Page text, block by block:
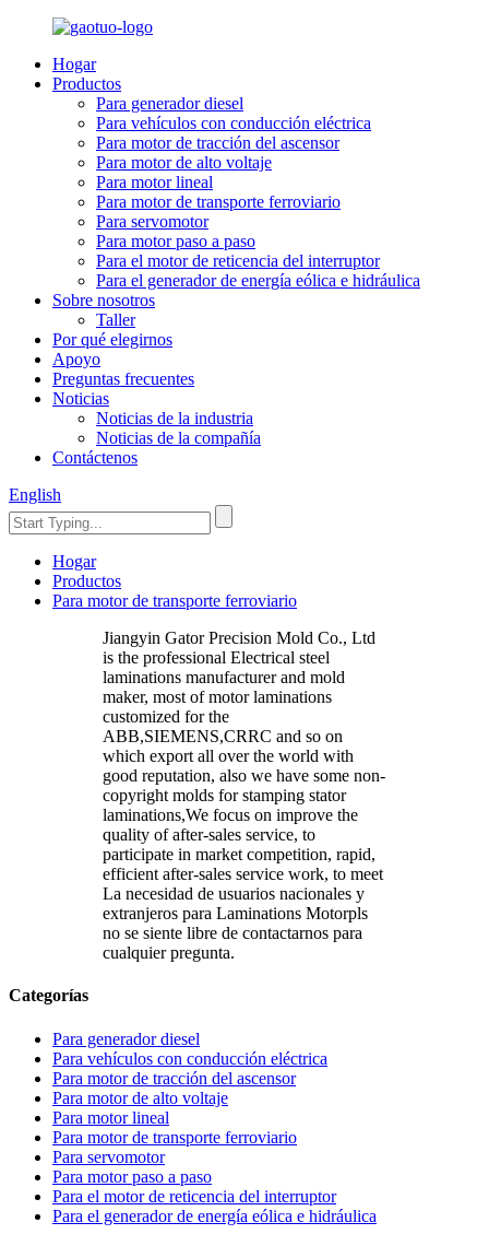
Hogar
Productos
Para generador diesel
Para vehículos con conducción eléctrica
Para motor de tracción del ascensor
Para motor de alto voltaje
Para motor lineal
Para motor de transporte ferroviario
Para servomotor
Para motor paso a paso
Para el motor de reticencia del interruptor
Para el generador de energía eólica e hidráulica
Sobre nosotros
Taller
Por qué elegirnos
Apoyo
Preguntas frecuentes
Noticias
Noticias de la industria
Noticias de la compañía
Contáctenos
English
Hogar
Productos
Para motor de transporte ferroviario
Jiangyin Gator Precision Mold Co., Ltd
is the professional Electrical steel
laminations manufacturer and mold
maker, most of motor laminations
customized for the
ABB,SIEMENS,CRRC and so on
which export all over the world with
good reputation, also we have some non-
copyright molds for stamping stator
laminations,We focus on improve the
quality of after-sales service, to
participate in market competition, rapid,
efficient after-sales service work, to meet
La necesidad de usuarios nacionales y
extranjeros para Laminations Motorpls
no se siente libre de contactarnos para
cualquier pregunta.
Categorías
Para generador diesel
Para vehículos con conducción eléctrica
Para motor de tracción del ascensor
Para motor de alto voltaje
Para motor lineal
Para motor de transporte ferroviario
Para servomotor
Para motor paso a paso
Para el motor de reticencia del interruptor
Para el generador de energía eólica e hidráulica